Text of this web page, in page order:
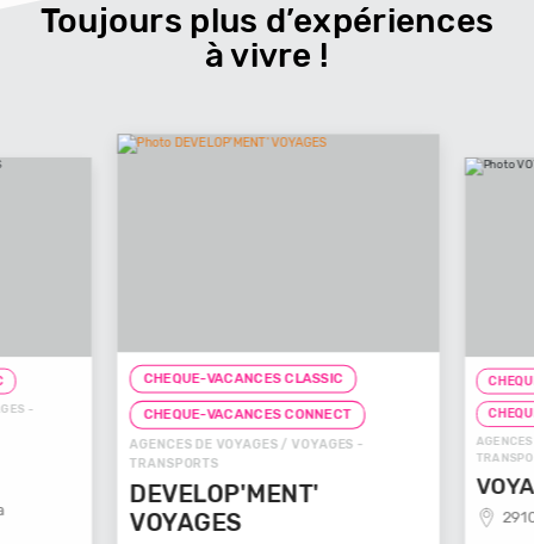
Toujours plus d’expériences
à vivre !
-
CHEQUE-VACANCES CLASSIC
CHEQUE-VACANCES CONNECT
AGENCES DE VOYAGES / VOYAGES -
TRANSPORTS
DEVELOP'MENT'
VOYAGES
AGENCES